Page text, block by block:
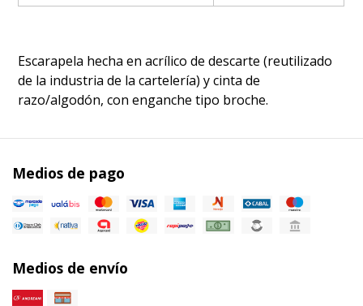
Escarapela hecha en acrílico de descarte (reutilizado
de la industria de la cartelería) y cinta de
razo/algodón, con enganche tipo broche.
Medios de pago
Medios de envío